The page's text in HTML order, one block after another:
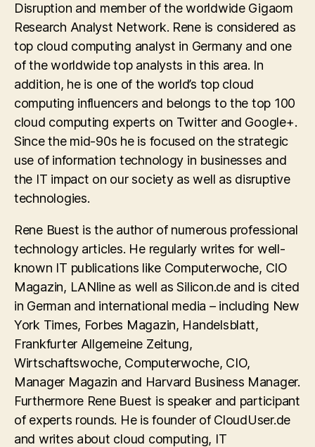
Disruption and member of the worldwide Gigaom
Research Analyst Network. Rene is considered as
top cloud computing analyst in Germany and one
of the worldwide top analysts in this area. In
addition, he is one of the world’s top cloud
computing influencers and belongs to the top 100
cloud computing experts on Twitter and Google+.
Since the mid-90s he is focused on the strategic
use of information technology in businesses and
the IT impact on our society as well as disruptive
technologies.
Rene Buest is the author of numerous professional
technology articles. He regularly writes for well-
known IT publications like Computerwoche, CIO
Magazin, LANline as well as Silicon.de and is cited
in German and international media – including New
York Times, Forbes Magazin, Handelsblatt,
Frankfurter Allgemeine Zeitung,
Wirtschaftswoche, Computerwoche, CIO,
Manager Magazin and Harvard Business Manager.
Furthermore Rene Buest is speaker and participant
of experts rounds. He is founder of CloudUser.de
and writes about cloud computing, IT